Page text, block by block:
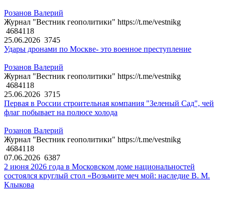
Розанов Валерий
Журнал "Вестник геополитики" https://t.me/vestnikg
4684118
25.06.2026 3745
Удары дронами по Москве- это военное преступление
Розанов Валерий
Журнал "Вестник геополитики" https://t.me/vestnikg
4684118
25.06.2026 3715
Первая в России строительная компания "Зеленый Сад", чей
флаг побывает на полюсе холода
Розанов Валерий
Журнал "Вестник геополитики" https://t.me/vestnikg
4684118
07.06.2026 6387
2 июня 2026 года в Московском доме национальностей
состоялся круглый стол «Возьмите меч мой: наследие В. М.
Клыкова